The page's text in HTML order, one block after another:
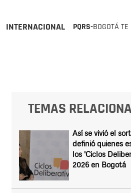
INTERNACIONAL PQRS-BOGOTÁ
TEMAS
Así se vivió el
definió quienes
los 'Ciclos
2026 en Bogotá